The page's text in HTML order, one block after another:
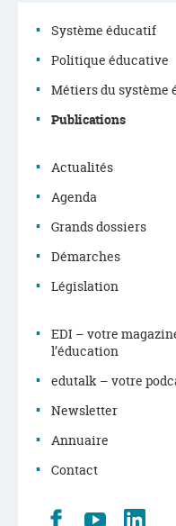
Menu
de
Système éducatif
Politique éducative
Métiers du système
Publications
Actualités
Agenda
Grands dossiers
Démarches
Législation
EDI – votre
l’éducation
edutalk – votre
Newsletter
Annuaire
Contact
RetrouvezYoutube